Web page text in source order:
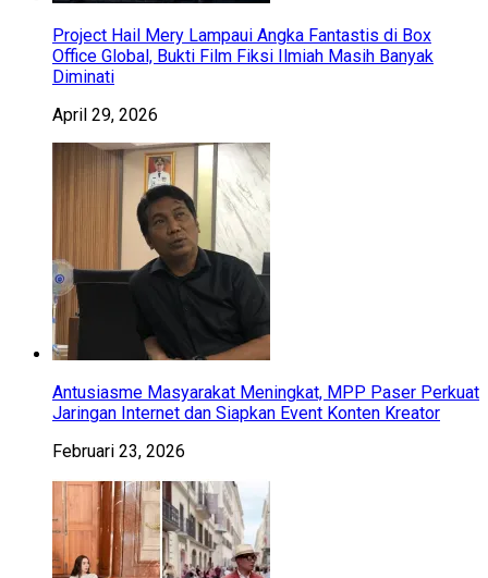
Project Hail Mery Lampaui Angka Fantastis di Box
Office Global, Bukti Film Fiksi Ilmiah Masih Banyak
Diminati
April 29, 2026
Antusiasme Masyarakat Meningkat, MPP Paser Perkuat
Jaringan Internet dan Siapkan Event Konten Kreator
Februari 23, 2026